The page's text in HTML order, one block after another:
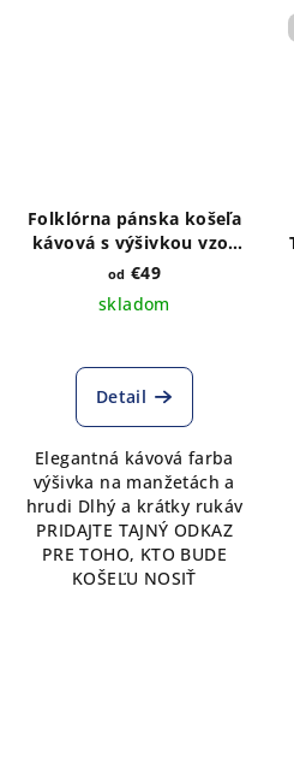
Folklórna pánska košeľa
kávová s výšivkou vzor
Kristián biely
od €49
skladom
Detail
Elegantná kávová farba
výšivka na manžetách a
hrudi Dlhý a krátky rukáv
PRIDAJTE TAJNÝ ODKAZ
PRE TOHO, KTO BUDE
KOŠEĽU NOSIŤ